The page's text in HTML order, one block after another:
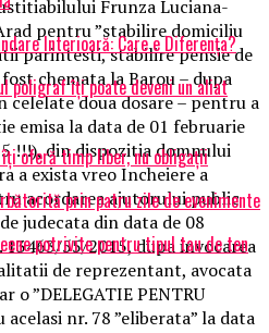
Frunza Luciana-
pentru ”stabilire domiciliu
parintesti, stabilire pensie de
chemata la Barou – dupa
doua dosare – pentru a
emisa la data de 01 februarie
!!!), din dispozitia domnului
a exista vreo Incheiere a
acordarea ajutorului public
judecata din data de 08
55/2015, dupa invocarea
de reprezentant, avocata
o ”DELEGATIE PENTRU
acelasi nr. 78 ”eliberata” la data
Interioară: Care e Diferența?
poligraf îţi poate deveni un aliat
oferă timp liber, nu obligații
prin patru zile de evenimente
potrivite pentru tipul tau de ten